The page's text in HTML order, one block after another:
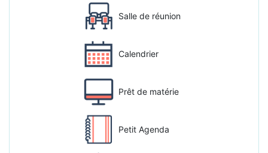
Salle de réunion
Calendrier
Prêt de matérie
Petit Agenda